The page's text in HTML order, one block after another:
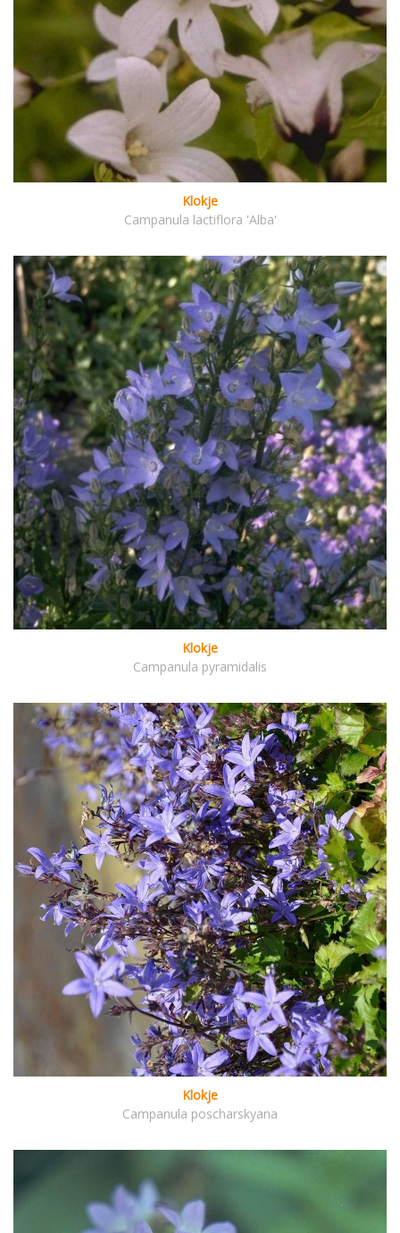
Klokje
Campanula lactiflora 'Alba'
Klokje
Campanula pyramidalis
Klokje
Campanula poscharskyana